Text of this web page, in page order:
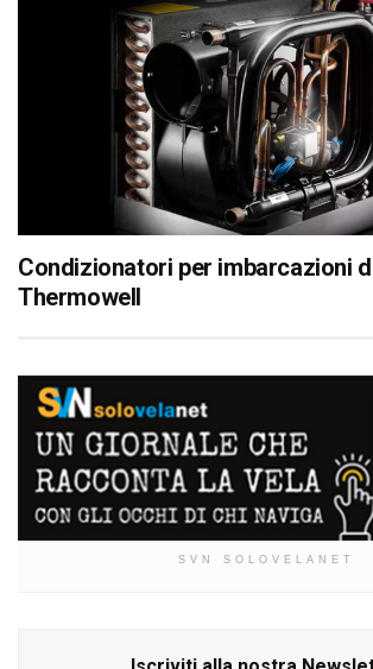
Condizionatori per imbarcazioni
Thermowell
SVN SOLOVELANET